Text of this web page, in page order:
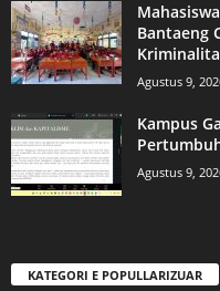
Bantaeng
Agustus 9,
Kampus
Agustus 9,
KATEGORI E POPULLARIZUAR